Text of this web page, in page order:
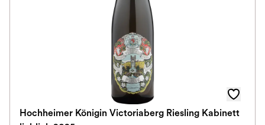
Hochheimer Königin Victoriaberg Riesling Kabinett